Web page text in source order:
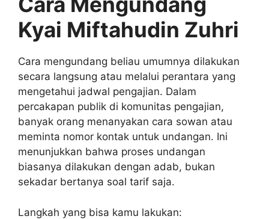
Kyai Miftahudin Zuhri
Cara mengundang beliau umumnya dilakukan
secara langsung atau melalui perantara yang
mengetahui jadwal pengajian. Dalam
percakapan publik di komunitas pengajian,
banyak orang menanyakan cara sowan atau
meminta nomor kontak untuk undangan. Ini
menunjukkan bahwa proses undangan
biasanya dilakukan dengan adab, bukan
sekadar bertanya soal tarif saja.
Langkah yang bisa kamu lakukan: